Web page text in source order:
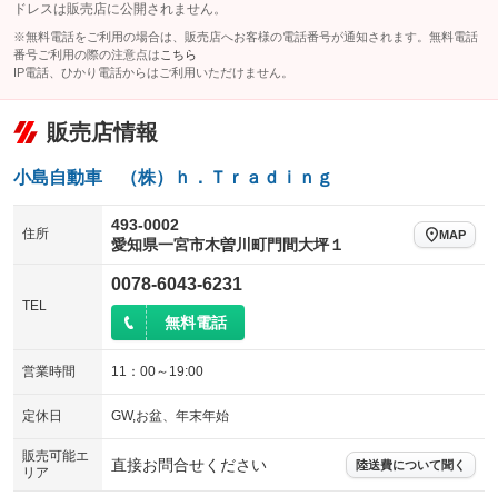
ドレスは販売店に公開されません。
※無料電話をご利用の場合は、販売店へお客様の電話番号が通知されます。無料電話
番号ご利用の際の注意点は こちら
IP電話、ひかり電話からはご利用いただけません。
販売店情報
小島自動車 （株）ｈ．Ｔｒａｄｉｎｇ
住所
493-0002
愛知県一宮市木曽川町門間大坪１
MAP
TEL
0078-6043-6231
無料電話
営業時間 11：00～19:00
定休日 GW,お盆、年末年始
販売可能エ
リア
直接お問合せください 陸送費について聞く